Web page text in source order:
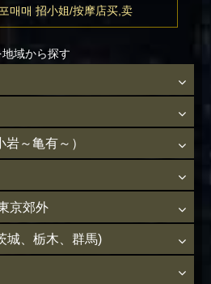
매매 招小姐/按摩店买,卖
域から探す
～亀有～）
京郊外
、栃木、群馬)